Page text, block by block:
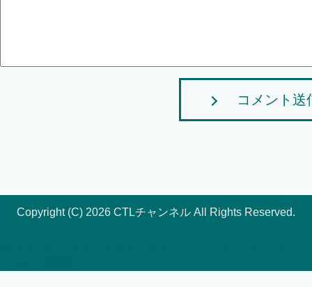
コメント送
Copyright (C) 2026 CTLチャンネル All Rights Reserved.